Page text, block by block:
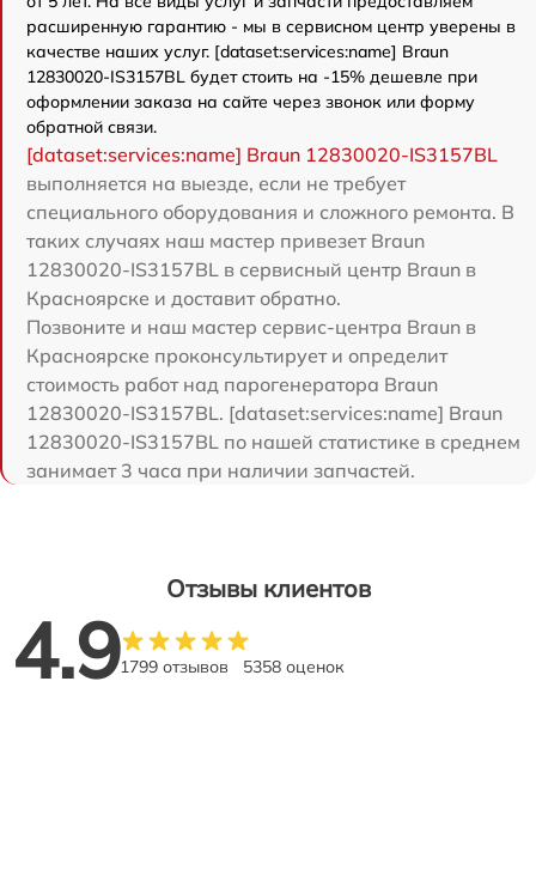
расширенную гарантию - мы в сервисном центр уверены в
качестве наших услуг. [dataset:services:name] Braun
12830020-IS3157BL будет стоить на -15% дешевле при
оформлении заказа на сайте через звонок или форму
обратной связи.
[dataset:services:name] Braun 12830020-IS3157BL
выполняется на выезде, если не требует
специального оборудования и сложного ремонта. В
таких случаях наш мастер привезет Braun
12830020-IS3157BL в сервисный центр Braun в
Красноярске и доставит обратно.
Позвоните и наш мастер сервис-центра Braun в
Красноярске проконсультирует и определит
стоимость работ над парогенератора Braun
12830020-IS3157BL. [dataset:services:name] Braun
12830020-IS3157BL по нашей статистике в среднем
занимает 3 часа при наличии запчастей.
Отзывы клиентов
4.91799 отзывов 5358 оценок